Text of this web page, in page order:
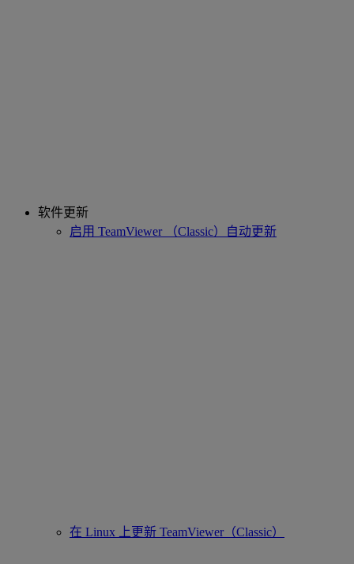
软件更新
启用 TeamViewer （Classic）自动更新
在 Linux 上更新 TeamViewer（Classic）